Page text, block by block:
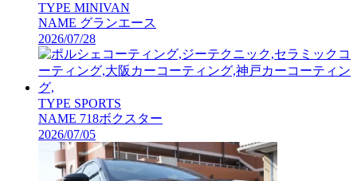
TYPE MINIVAN
NAME グランエース
2026/07/28
TYPE SPORTS
NAME 718ボクスター
2026/07/05